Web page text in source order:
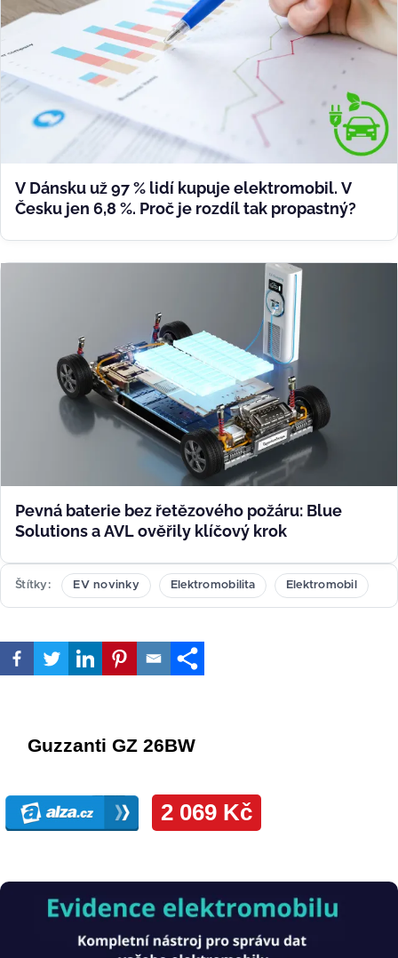
V Dánsku už 97 % lidí kupuje elektromobil. V
Česku jen 6,8 %. Proč je rozdíl tak propastný?
Pevná baterie bez řetězového požáru: Blue
Solutions a AVL ověřily klíčový krok
Štítky EV novinky Elektromobilita Elektromobil
Obrázek